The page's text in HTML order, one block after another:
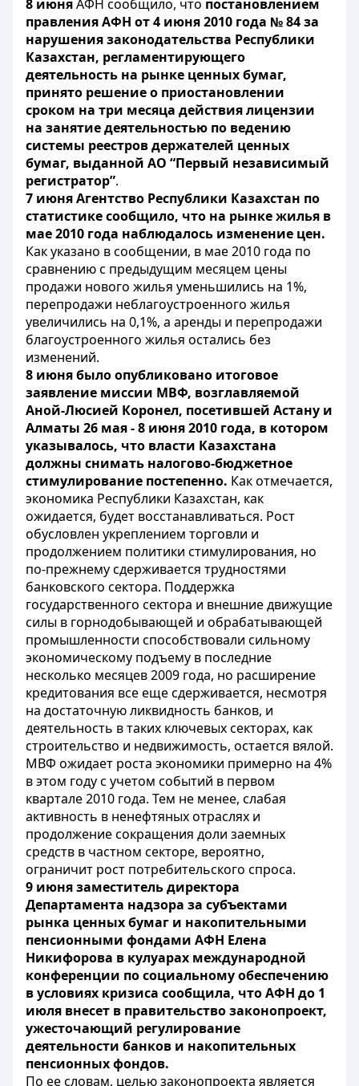
8 июняАФН сообщило, что постановлением
правления АФН от 4 июня 2010 года № 84 за
нарушения законодательства Республики
Казахстан, регламентирующего
деятельность на рынке ценных бумаг,
принято решение о приостановлении
сроком на три месяца действия лицензии
на занятие деятельностью по ведению
системы реестров держателей ценных
бумаг, выданной АО “Первый независимый
регистратор”.
7 июня Агентство Республики Казахстан по
статистике сообщило, что на рынке жилья в
мае 2010 года наблюдалось изменение цен.
Как указано в сообщении, в мае 2010 года по
сравнению с предыдущим месяцем цены
продажи нового жилья уменьшились на 1%,
перепродажи неблагоустроенного жилья
увеличились на 0,1%, а аренды и перепродажи
благоустроенного жилья остались без
изменений.
8 июня было опубликовано итоговое
заявление миссии МВФ, возглавляемой
Аной-Люсией Коронел, посетившей Астану и
Алматы 26 мая - 8 июня 2010 года, в котором
указывалось, что власти Казахстана
должны снимать налогово-бюджетное
стимулирование постепенно. Как отмечается,
экономика Республики Казахстан, как
ожидается, будет восстанавливаться. Рост
обусловлен укреплением торговли и
продолжением политики стимулирования, но
по-прежнему сдерживается трудностями
банковского сектора. Поддержка
государственного сектора и внешние движущие
силы в горнодобывающей и обрабатывающей
промышленности способствовали сильному
экономическому подъему в последние
несколько месяцев 2009 года, но расширение
кредитования все еще сдерживается, несмотря
на достаточную ликвидность банков, и
деятельность в таких ключевых секторах, как
строительство и недвижимость, остается вялой.
МВФ ожидает роста экономики примерно на 4%
в этом году с учетом событий в первом
квартале 2010 года. Тем не менее, слабая
активность в ненефтяных отраслях и
продолжение сокращения доли заемных
средств в частном секторе, вероятно,
ограничит рост потребительского спроса.
9 июня заместитель директора
Департамента надзора за субъектами
рынка ценных бумаг и накопительными
пенсионными фондами АФН Елена
Никифорова в кулуарах международной
конференции по социальному обеспечению
в условиях кризиса сообщила, что АФН до 1
июля внесет в правительство законопроект,
ужесточающий регулирование
деятельности банков и накопительных
пенсионных фондов.
По ее словам, целью законопроекта является